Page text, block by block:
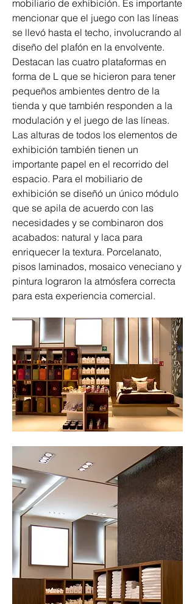
mobiliario de exhibición. Es importante
mencionar que el juego con las líneas
se llevó hasta el techo, involucrando al
diseño del plafón en la envolvente.
Destacan las cuatro plataformas en
forma de L que se hicieron para tener
pequeños ambientes dentro de la
tienda y que también responden a la
modulación y el juego de las líneas.
Las alturas de todos los elementos de
exhibición también tienen un
importante papel en el recorrido del
espacio. Para el mobiliario de
exhibición se diseñó un único módulo
que se apila de acuerdo con las
necesidades y se combinaron dos
acabados: natural y laca para
enriquecer la textura. Porcelanato,
pisos laminados, mosaico veneciano y
pintura lograron la atmósfera correcta
para esta experiencia comercial.